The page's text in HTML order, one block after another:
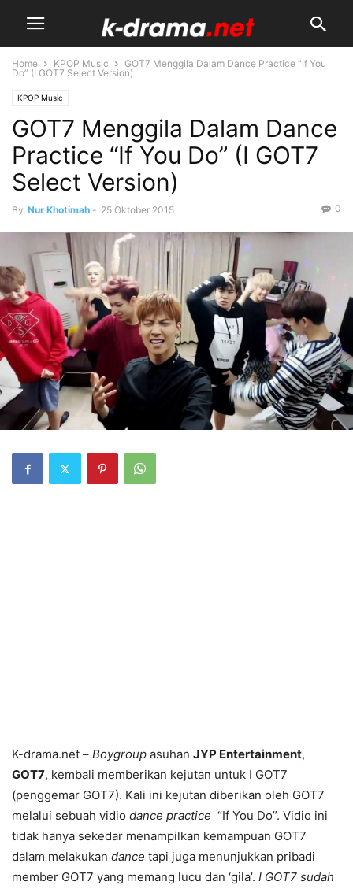
Home KPOP Music
GOT7 Menggila Dalam Dance Practice “If You
Do” (I GOT7 Select Version)
KPOP Music
GOT7 Menggila Dalam Dance
Practice “If You Do” (I GOT7
Select Version)
By Nur Khotimah - 25 Oktober 2015 0
K-drama.net – Boygroup asuhan JYP Entertainment,
GOT7, kembali memberikan kejutan untuk I GOT7
(penggemar GOT7). Kali ini kejutan diberikan oleh GOT7
melalui sebuah vidio dance practice “If You Do”. Vidio ini
tidak hanya sekedar menampilkan kemampuan GOT7
dalam melakukan dance tapi juga menunjukkan pribadi
member GOT7 yang memang lucu dan ‘gila’. I GOT7 sudah